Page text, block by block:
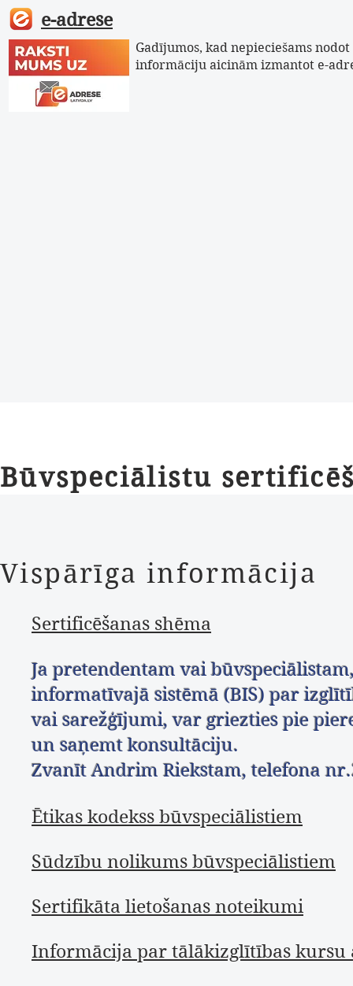
e-adrese
Gadījumos, kad nepieciešams
informāciju aicinām izmantot e-
Sertificēšanas shēma
Ja pretendentam vai
informatīvajā sistēmā (BIS) par
vai sarežģījumi, var griezties pie
un saņemt konsultāciju.
Zvanīt Andrim Riekstam, telefona
Ētikas kodekss būvspeciālistiem
Sūdzību nolikums būvspeciālistiem
Sertifikāta lietošanas noteikumi
Informācija par tālākizglītības kursu
Būvspeciālistu
Vispārīga informācija